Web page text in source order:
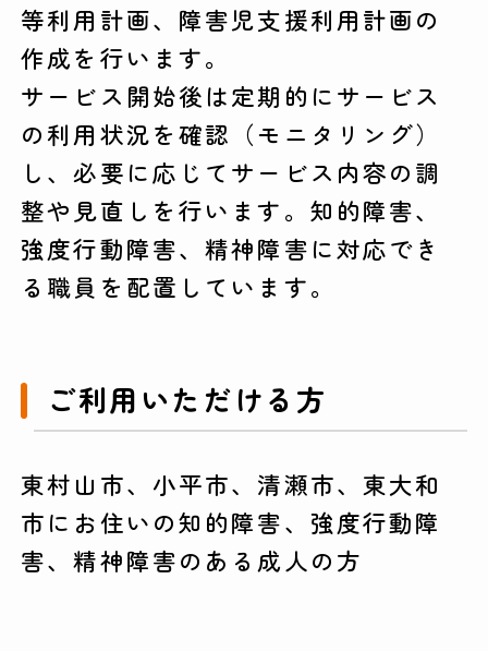
等利用計画、障害児支援利用計画の
作成を行います。
サービス開始後は定期的にサービス
の利用状況を確認（モニタリング）
し、必要に応じてサービス内容の調
整や見直しを行います。知的障害、
強度行動障害、精神障害に対応でき
る職員を配置しています。
ご利用いただける方
東村山市、小平市、清瀬市、東大和
市にお住いの知的障害、強度行動障
害、精神障害のある成人の方